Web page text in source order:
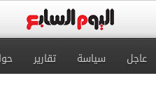
عاجل سياسة تقارير